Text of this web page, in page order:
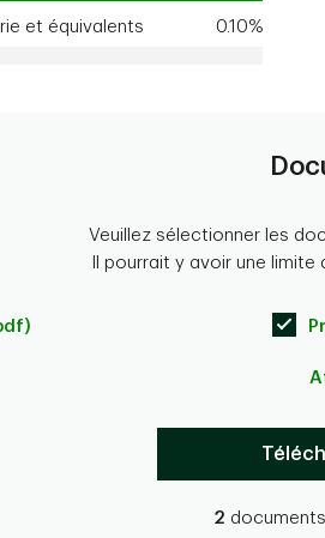
et équivalents 0.10%
Veuillez sélectionner les
Il pourrait y avoir une
2